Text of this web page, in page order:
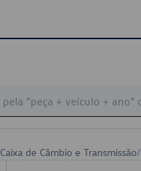
Caixa de Câmbio e Transmissão/